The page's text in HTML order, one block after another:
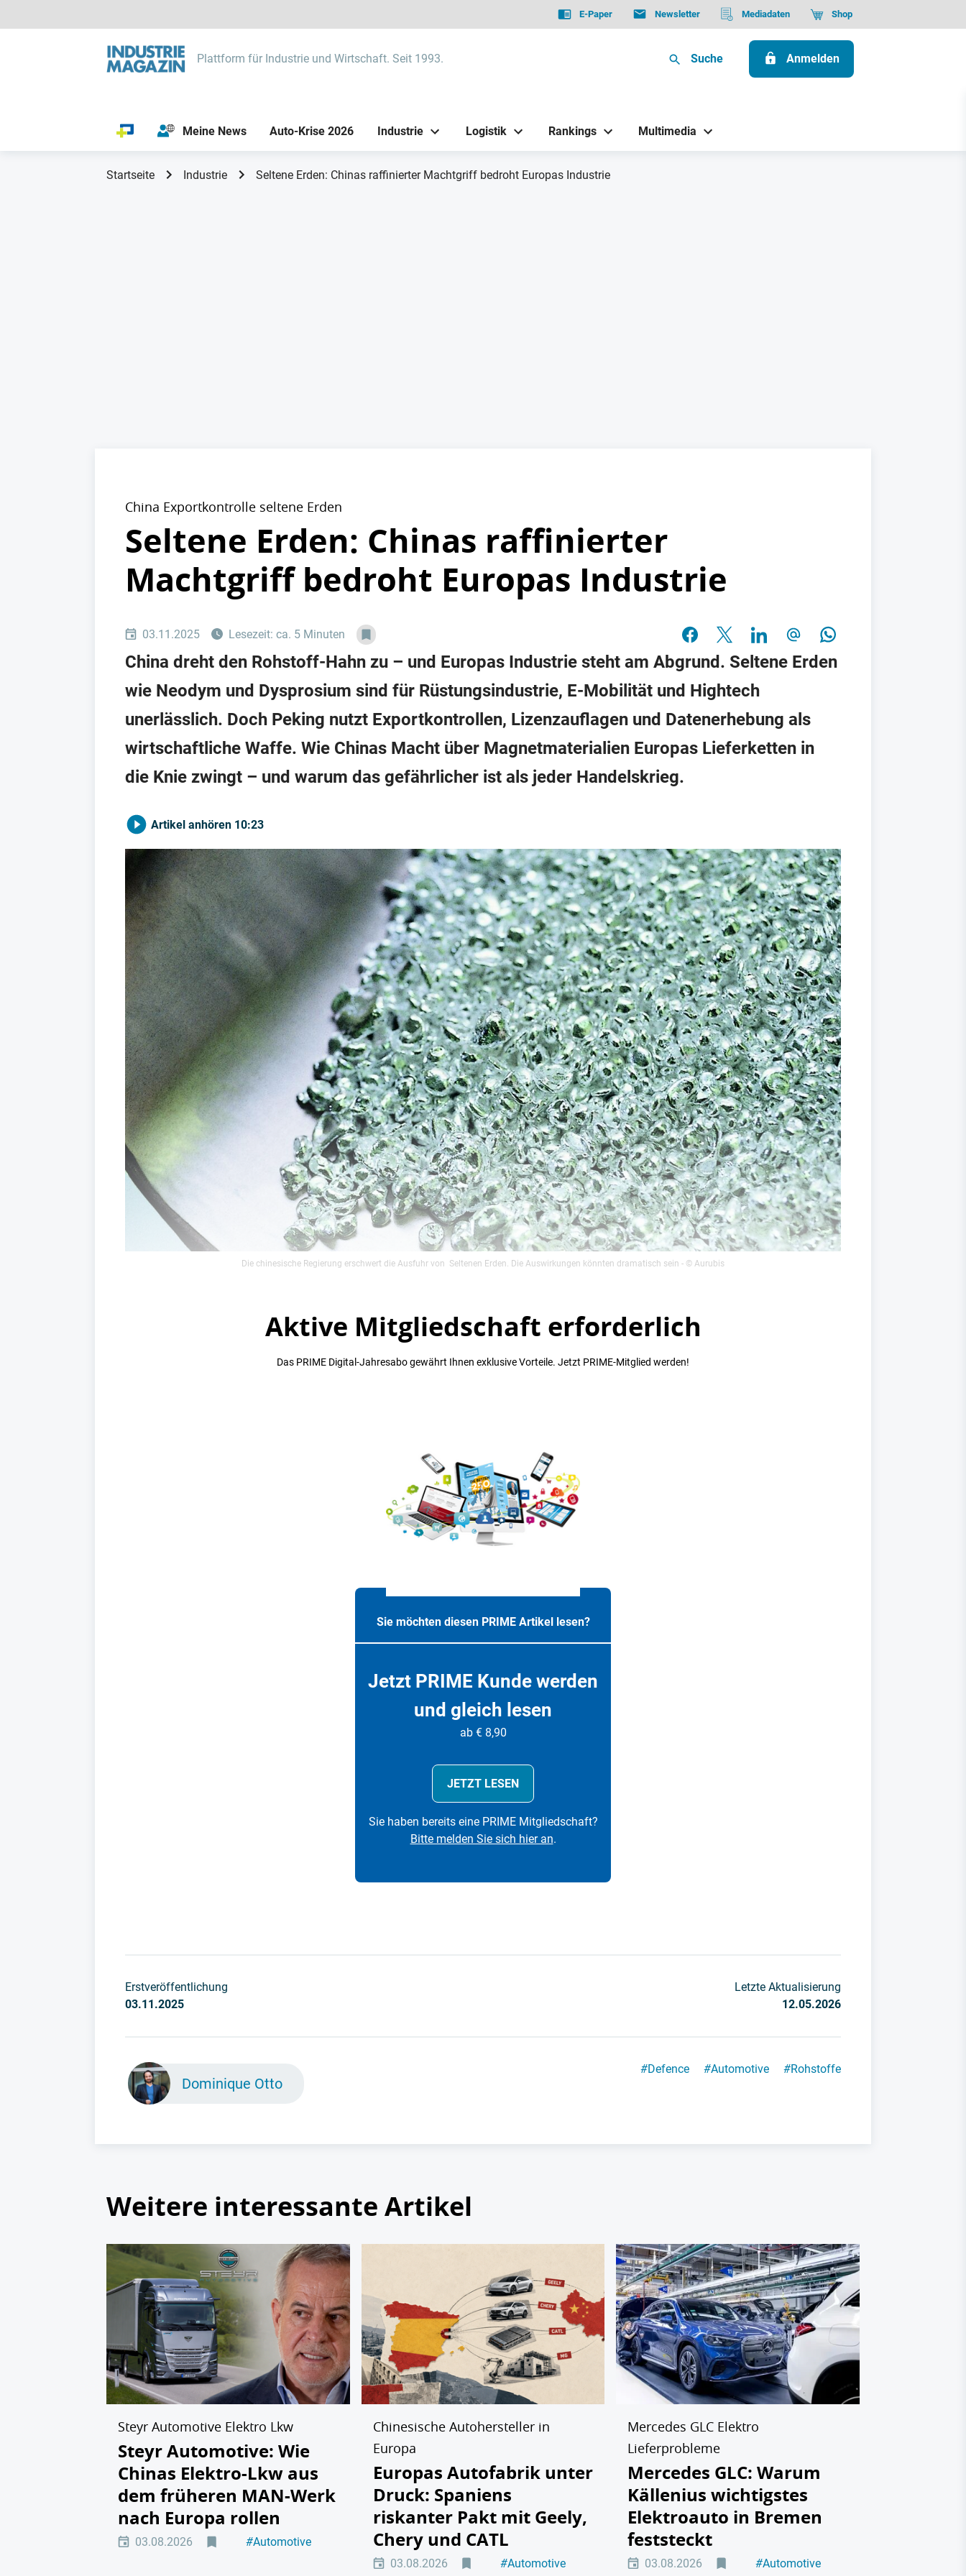
E-Paper Newsletter Mediadaten Shop
Plattform für Industrie und Wirtschaft. Seit 1993. Suche Anmelden
Meine News Auto-Krise 2026 Industrie Logistik Rankings Multimedia
Startseite Industrie Seltene Erden: Chinas raffinierter Machtgriff bedroht Europas Industrie
China Exportkontrolle seltene Erden
Seltene Erden: Chinas raffinierter
Machtgriff bedroht Europas Industrie
03.11.2025 Lesezeit: ca. 5 Minuten
China dreht den Rohstoff-Hahn zu – und Europas Industrie steht am Abgrund. Seltene Erden
wie Neodym und Dysprosium sind für Rüstungsindustrie, E-Mobilität und Hightech
unerlässlich. Doch Peking nutzt Exportkontrollen, Lizenzauflagen und Datenerhebung als
wirtschaftliche Waffe. Wie Chinas Macht über Magnetmaterialien Europas Lieferketten in
die Knie zwingt – und warum das gefährlicher ist als jeder Handelskrieg.
Artikel anhören 10:23
Die chinesische Regierung erschwert die Ausfuhr von Seltenen Erden. Die Auswirkungen könnten dramatisch sein - © Aurubis
Aktive Mitgliedschaft erforderlich
Das PRIME Digital-Jahresabo gewährt Ihnen exklusive Vorteile. Jetzt PRIME-Mitglied werden!
Sie möchten diesen PRIME Artikel lesen?
Jetzt PRIME Kunde werden
und gleich lesen
ab € 8,90
JETZT LESEN
Sie haben bereits eine PRIME Mitgliedschaft?
Bitte melden Sie sich hier an.
Erstveröffentlichung
03.11.2025
Letzte Aktualisierung
12.05.2026
Dominique Otto
#Defence #Automotive #Rohstoffe
Weitere interessante Artikel
Steyr Automotive Elektro Lkw
Steyr Automotive: Wie
Chinas Elektro-Lkw aus
dem früheren MAN-Werk
nach Europa rollen
03.08.2026 #Automotive
Chinesische Autohersteller in
Europa
Europas Autofabrik unter
Druck: Spaniens
riskanter Pakt mit Geely,
Chery und CATL
03.08.2026 #Automotive
Mercedes GLC Elektro
Lieferprobleme
Mercedes GLC: Warum
Källenius wichtigstes
Elektroauto in Bremen
feststeckt
03.08.2026 #Automotive